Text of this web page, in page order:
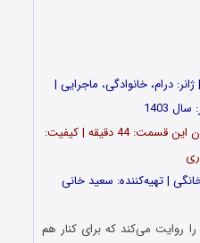
| ژانر: درام، خانوادگی، ماجرایی |
1403
تعداد قسمت‌: … اپیزود | مدت زمان این قسمت: 44 دقیقه | کیفیت:
| تهیه‌کننده: سعید خانی
می‌کند که برای کنار هم